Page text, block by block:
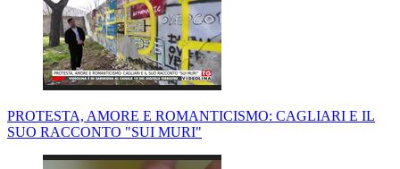
PROTESTA, AMORE E ROMANTICISMO: CAGLIARI E IL
SUO RACCONTO "SUI MURI"